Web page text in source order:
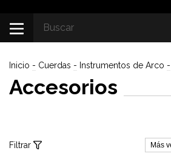
Inicio - Cuerdas - Instrumentos de Arco -
Accesorios
Filtrar